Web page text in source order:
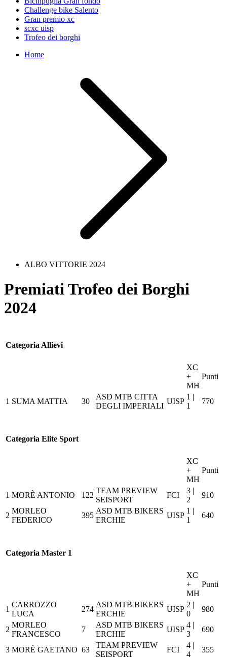
Challenge bike Salento
Gran premio xc
scxc uisp
Trofeo dei borghi
Home
ALBO VITTORIE 2024
Premiati Trofeo dei Borghi
2024
Categoria Allievi
XC
+
MH
Punti
1 SUMA MATTIA 30
ASD MTB CITTA
DEGLI IMPERIALI
UISP
1 |
1
770
Categoria Elite Sport
XC
+
MH
Punti
1 MORÈ ANTONIO 122
TEAM PREVIEW
SEISPORT
FCI
3 |
2
910
2
MORLEO
FEDERICO
395
ASD MTB BIKERS
ERCHIE
UISP
1 |
1
640
Categoria Master 1
XC
+
MH
Punti
1
CARROZZO
LUCA
274
ASD MTB BIKERS
ERCHIE
UISP
2 |
0
980
2
MORLEO
FRANCESCO
7
ASD MTB BIKERS
ERCHIE
UISP
4 |
3
690
3 MORÈ GAETANO 63
TEAM PREVIEW
SEISPORT
FCI
4 |
4
355